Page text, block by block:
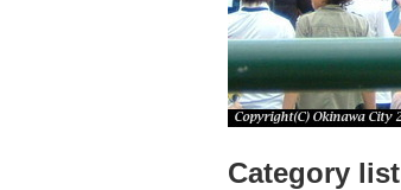
Category list